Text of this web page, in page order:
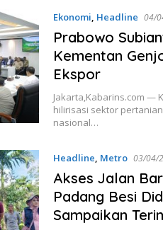
Ekonomi, Headline 04/
Prabowo
Kementan
Ekspor
Jakarta,Kabarins.com —
hilirisasi sektor
nasional…
Headline, Metro 03/04/
Akses Jalan
Padang Besi
Sampaikan